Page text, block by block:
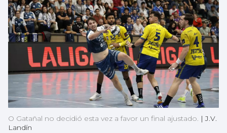
O Gatañal no decidió esta vez a favor un final ajustado. |J.V.
Landín